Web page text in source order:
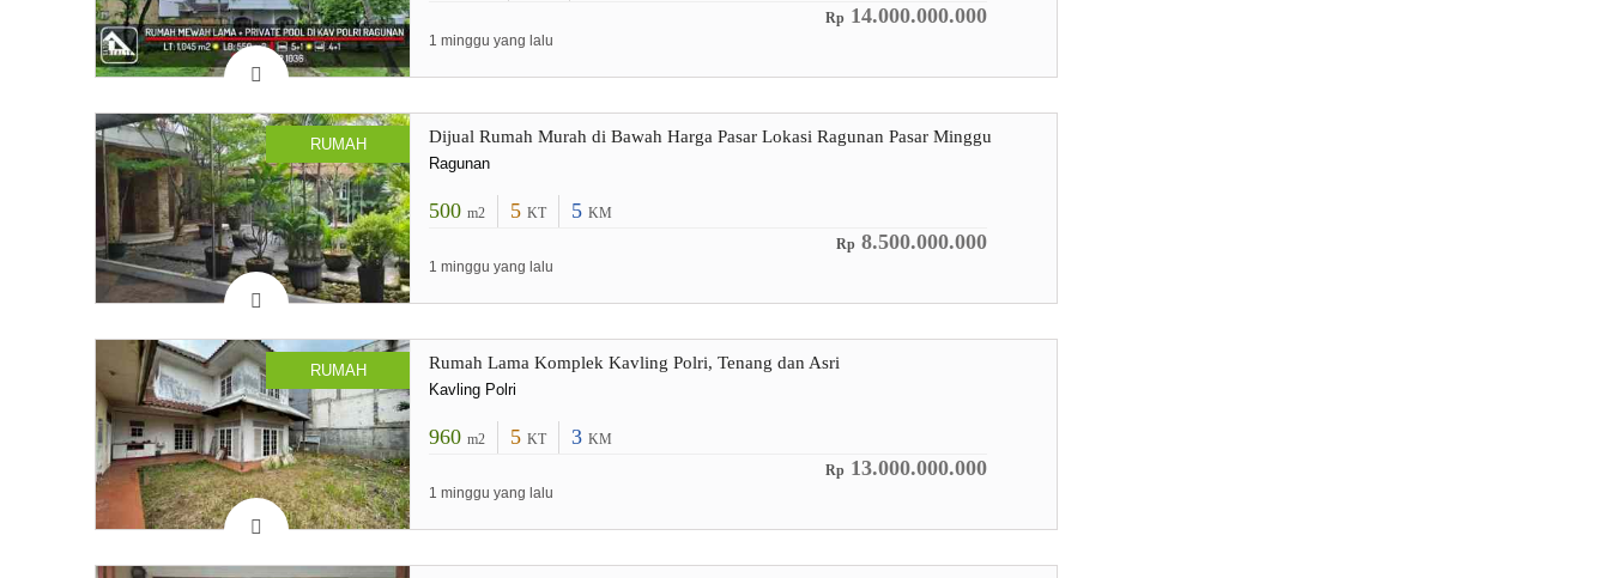
Rp 14.000.000.000
1 minggu yang lalu
RUMAH Dijual Rumah Murah di Bawah Harga Pasar Lokasi Ragunan Pasar Minggu
Ragunan
500 m2 5 KT 5 KM
Rp 8.500.000.000
1 minggu yang lalu
RUMAH Rumah Lama Komplek Kavling Polri, Tenang dan Asri
Kavling Polri
960 m2 5 KT 3 KM
Rp 13.000.000.000
1 minggu yang lalu